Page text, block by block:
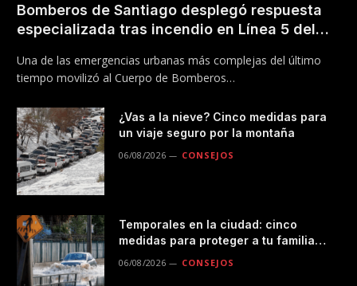
Bomberos de Santiago desplegó respuesta
especializada tras incendio en Línea 5 del
Una de las emergencias urbanas más complejas del último
tiempo movilizó al Cuerpo de Bomberos…
¿Vas a la nieve? Cinco medidas para
un viaje seguro por la montaña
06/08/2026 CONSEJOS
Temporales en la ciudad: cinco
medidas para proteger a tu familia
06/08/2026 CONSEJOS